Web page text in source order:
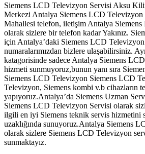
Siemens LCD Televizyon Servisi Aksu
Merkezi Antalya Siemens LCD
Mahallesi telefon, iletişim Antalya
olarak sizlere bir telefon kadar Yakınız.
için Antalya’daki Siemens LCD
numaralarımızdan bizlere ulaşabilirsiniz.
katagorisinde sadece Antalya Siemens
hizmeti sunmuyoruz,bunun yanı sıra
Siemens LCD Televizyon Siemens LCD
Televizyon, Siemens kombi v.b cihazların
yapıyoruz.Antalya’da Siemens Uzman
Siemens LCD Televizyon Servisi olarak
ilgili en iyi Siemens teknik servis hizmetini
uzaklığında sunuyoruz.Antalya Siemens
olarak sizlere Siemens LCD Televizyon
sunmaktayız.